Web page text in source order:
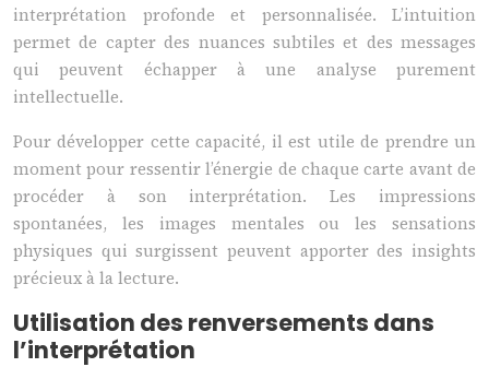
interprétation profonde et personnalisée. L’intuition
permet de capter des nuances subtiles et des messages
qui peuvent échapper à une analyse purement
intellectuelle.
Pour développer cette capacité, il est utile de prendre un
moment pour ressentir l’énergie de chaque carte avant de
procéder à son interprétation. Les impressions
spontanées, les images mentales ou les sensations
physiques qui surgissent peuvent apporter des insights
précieux à la lecture.
Utilisation des renversements dans
l’interprétation